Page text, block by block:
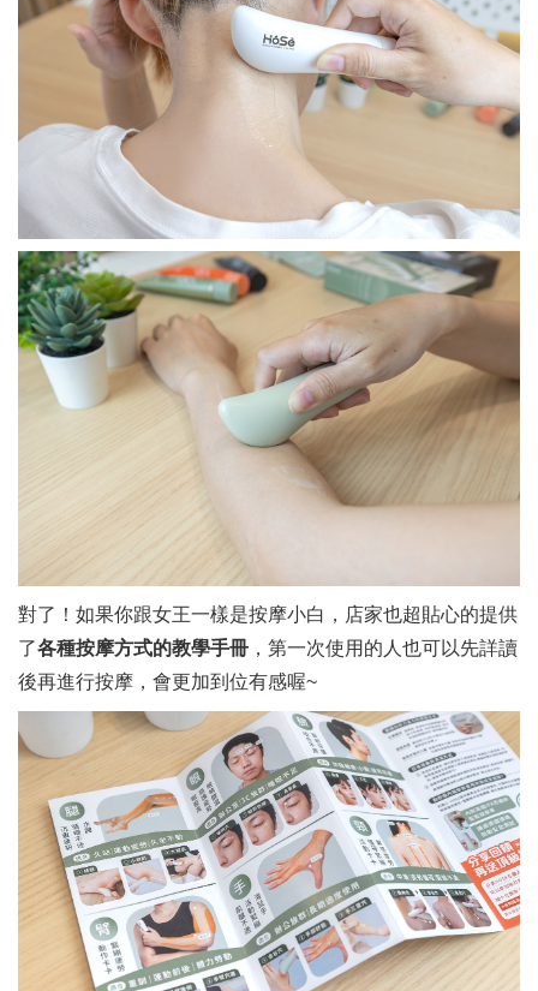
對了！如果你跟女王一樣是按摩小白，店家也超貼心的提供
了各種按摩方式的教學手冊 ，第一次使用的人也可以先詳讀
後再進行按摩，會更加到位有感喔~